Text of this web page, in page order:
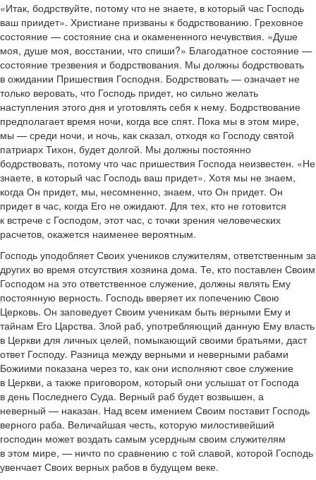
«Итак, бодрствуйте, потому что не знаете, в который час Господь
ваш приидет». Христиане призваны к бодрствованию. Греховное
состояние — состояние сна и окамененного нечувствия. «Душе
моя, душе моя, восстании, что спиши?» Благодатное состояние —
состояние трезвения и бодрствования. Мы должны бодрствовать
в ожидании Пришествия Господня. Бодрствовать — означает не
только веровать, что Господь придет, но сильно желать
наступления этого дня и уготовлять себя к нему. Бодрствование
предполагает время ночи, когда все спят. Пока мы в этом мире,
мы — среди ночи, и ночь, как сказал, отходя ко Господу святой
патриарх Тихон, будет долгой. Мы должны постоянно
бодрствовать, потому что час пришествия Господа неизвестен. «Не
знаете, в который час Господь ваш придет». Хотя мы не знаем,
когда Он придет, мы, несомненно, знаем, что Он придет. Он
придет в час, когда Его не ожидают. Для тех, кто не готовится
к встрече с Господом, этот час, с точки зрения человеческих
расчетов, окажется наименее вероятным.
Господь уподобляет Своих учеников служителям, ответственным за
других во время отсутствия хозяина дома. Те, кто поставлен Своим
Господом на это ответственное служение, должны являть Ему
постоянную верность. Господь вверяет их попечению Свою
Церковь. Он заповедует Своим ученикам быть верными Ему и
тайнам Его Царства. Злой раб, употребляющий данную Ему власть
в Церкви для личных целей, помыкающий своими братьями, даст
ответ Господу. Разница между верными и неверными рабами
Божиими показана через то, как они исполняют свое служение
в Церкви, а также приговором, который они услышат от Господа
в день Последнего Суда. Верный раб будет возвышен, а
неверный — наказан. Над всем имением Своим поставит Господь
верного раба. Величайшая честь, которую милостивейший
господин может воздать самым усердным своим служителям
в этом мире, — ничто по сравнению с той славой, которой Господь
увенчает Своих верных рабов в будущем веке.